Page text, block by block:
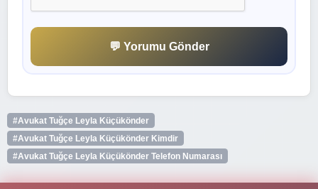
💬 Yorumu Gönder
#Avukat Tuğçe Leyla Küçükönder
#Avukat Tuğçe Leyla Küçükönder Kimdir
#Avukat Tuğçe Leyla Küçükönder Telefon Numarası